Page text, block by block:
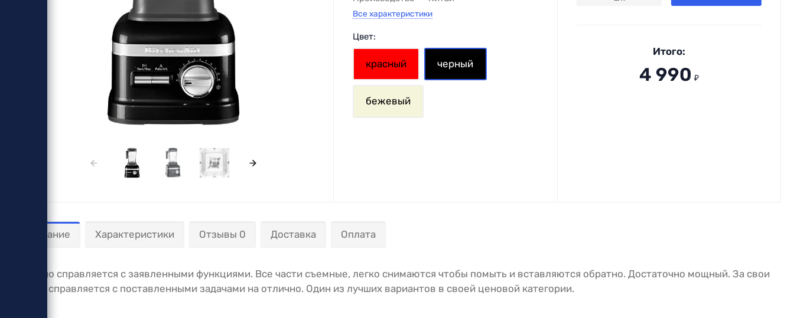
Все характеристики
Цвет:
красный черный
бежевый
Итого:
4 990 ₽
Описание Характеристики Отзывы 0 Доставка Оплата
Отлично справляется с заявленными функциями. Все части съемные, легко снимаются чтобы помыть и вставляются обратно. Достаточно мощный. За свои
деньги справляется с поставленными задачами на отлично. Один из лучших вариантов в своей ценовой категории.